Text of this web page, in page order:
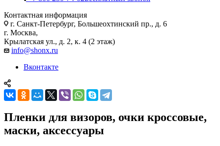
Контактная информация
г. Санкт-Петербург, Большеохтинский пр., д. 6
г. Москва,
Крылатская ул., д. 2, к. 4 (2 этаж)
info@shonx.ru
Вконтакте
Пленки для визоров, очки кроссовые,
маски, аксессуары